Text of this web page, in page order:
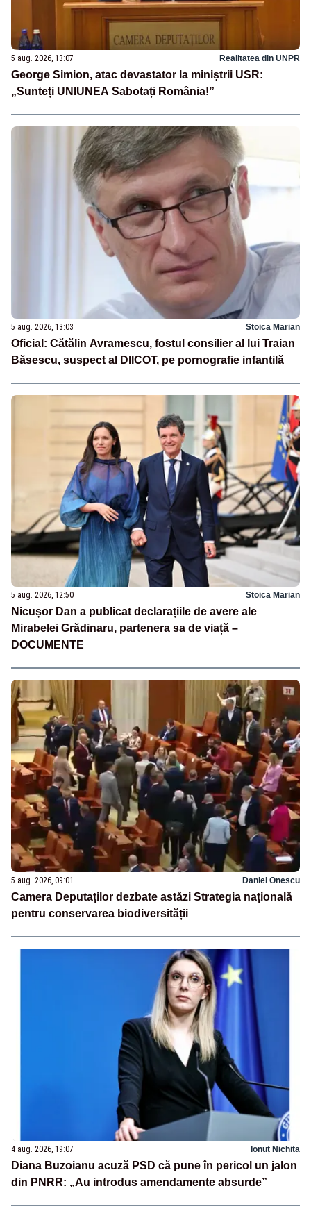
5 aug. 2026, 13:07 Realitatea din UNPR
George Simion, atac devastator la miniștrii USR:
„Sunteți UNIUNEA Sabotați România!”
5 aug. 2026, 13:03 Stoica Marian
Oficial: Cătălin Avramescu, fostul consilier al lui Traian
Băsescu, suspect al DIICOT, pe pornografie infantilă
5 aug. 2026, 12:50 Stoica Marian
Nicușor Dan a publicat declarațiile de avere ale
Mirabelei Grădinaru, partenera sa de viață –
DOCUMENTE
5 aug. 2026, 09:01 Daniel Onescu
Camera Deputaților dezbate astăzi Strategia națională
pentru conservarea biodiversității
4 aug. 2026, 19:07 Ionuț Nichita
Diana Buzoianu acuză PSD că pune în pericol un jalon
din PNRR: „Au introdus amendamente absurde”